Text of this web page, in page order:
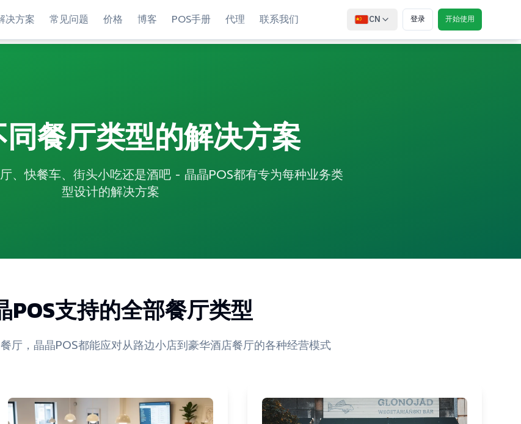
决方案 常见问题 价格 博客 POS手册 代理 联系我们 CN 登录 开始使用
餐厅类型的解决方案
、快餐车、街头小吃还是酒吧 - 晶晶POS都有专为每种业务类
型设计的解决方案
POS支持的全部餐厅类型
厅，晶晶POS都能应对从路边小店到豪华酒店餐厅的各种经营模式